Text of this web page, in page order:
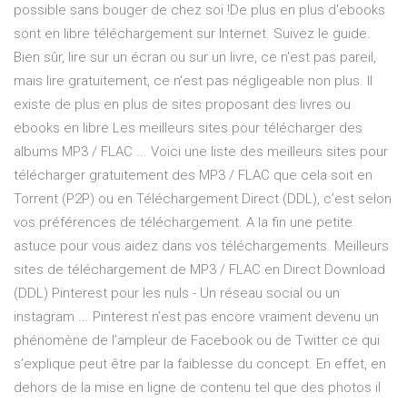
possible sans bouger de chez soi !De plus en plus d'ebooks
sont en libre téléchargement sur Internet. Suivez le guide.
Bien sûr, lire sur un écran ou sur un livre, ce n'est pas pareil,
mais lire gratuitement, ce n'est pas négligeable non plus. Il
existe de plus en plus de sites proposant des livres ou
ebooks en libre Les meilleurs sites pour télécharger des
albums MP3 / FLAC ... Voici une liste des meilleurs sites pour
télécharger gratuitement des MP3 / FLAC que cela soit en
Torrent (P2P) ou en Téléchargement Direct (DDL), c’est selon
vos préférences de téléchargement. A la fin une petite
astuce pour vous aidez dans vos téléchargements. Meilleurs
sites de téléchargement de MP3 / FLAC en Direct Download
(DDL) Pinterest pour les nuls - Un réseau social ou un
instagram ... Pinterest n’est pas encore vraiment devenu un
phénomène de l’ampleur de Facebook ou de Twitter ce qui
s’explique peut être par la faiblesse du concept. En effet, en
dehors de la mise en ligne de contenu tel que des photos il